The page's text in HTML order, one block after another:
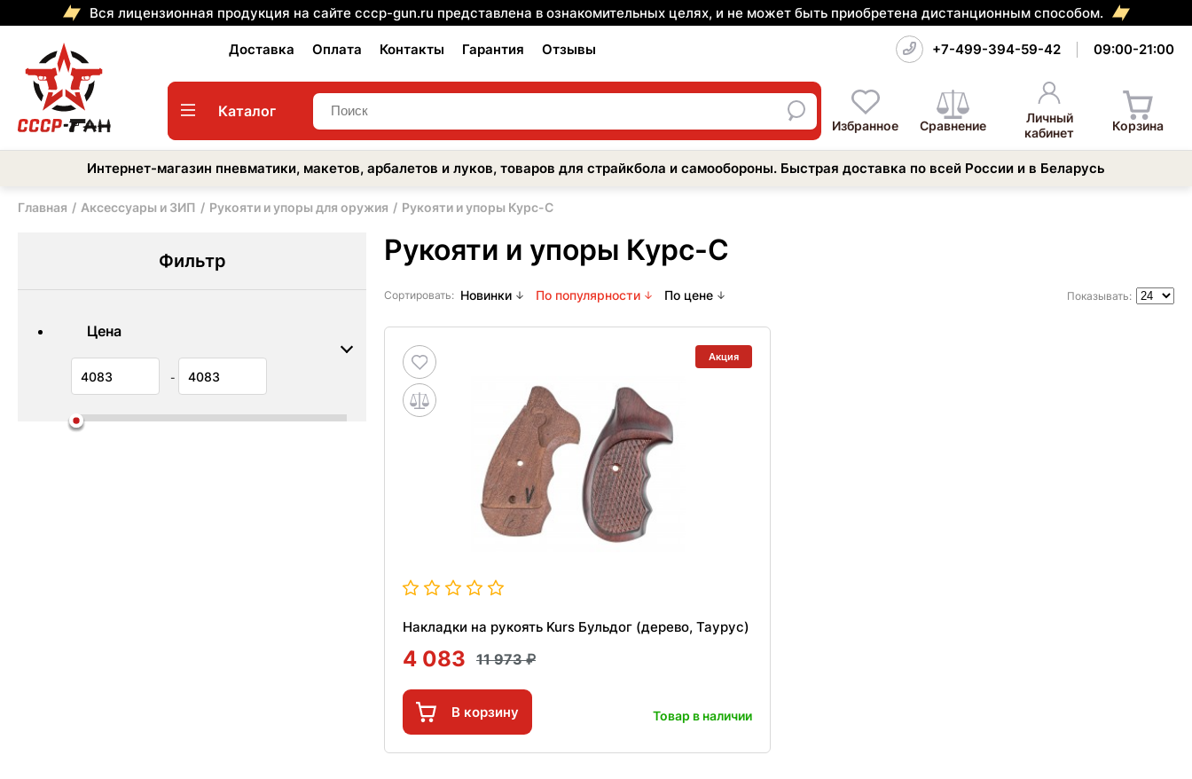
Вся лицензионная продукция на сайте cccp-gun.ru представлена в ознакомительных целях, и не может быть приобретена дистанционным способом.
Доставка Оплата Контакты Гарантия Отзывы +7-499-394-59-42 09:00-21:00
Каталог
Избранное Сравнение
Личный
кабинет
Корзина
Интернет-магазин пневматики, макетов, арбалетов и луков, товаров для страйкбола и самообороны. Быстрая доставка по всей России и в Беларусь
Главная Аксессуары и ЗИП Рукояти и упоры для оружия Рукояти и упоры Курс-С
Фильтр
Цена
-
Рукояти и упоры Курс-С
Сортировать: Новинки По популярности По цене Показывать:
Акция
Накладки на рукоять Kurs Бульдог (дерево, Таурус)
4 083 11 973
В корзину Товар в наличии